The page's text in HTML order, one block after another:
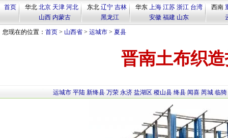
首页 华北 北京 天津 河北
山西 内蒙古
东北 辽宁 吉林
黑龙江
华东 上海 江苏 浙江 台湾
安徽 福建 山东
西南
您现在的位置： 首页 > 山西省 > 运城市 > 夏县
晋南土布织
运城市 平陆 新绛县 万荣 永济 盐湖区 稷山县 绛县 闻喜 芮城 临猗